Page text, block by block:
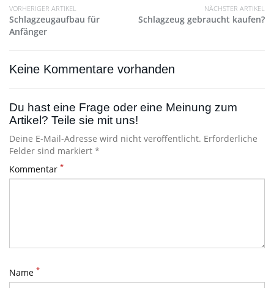
VORHERIGER ARTIKEL
Schlagzeugaufbau für
Anfänger
NÄCHSTER ARTIKEL
Schlagzeug gebraucht kaufen?
Keine Kommentare vorhanden
Du hast eine Frage oder eine Meinung zum
Artikel? Teile sie mit uns!
Deine E-Mail-Adresse wird nicht veröffentlicht. Erforderliche
Felder sind markiert *
Kommentar *
Name *